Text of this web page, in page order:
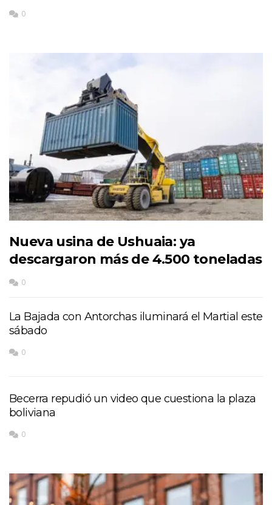
0
Nueva usina de Ushuaia: ya
descargaron más de 4.500 toneladas
0
La Bajada con Antorchas iluminará el Martial este
sábado
0
Becerra repudió un video que cuestiona la plaza
boliviana
0